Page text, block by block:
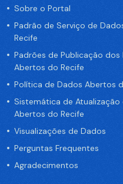
Sobre o Portal
Padrão de Serviço de
Recife
Padrões de Publicação
Abertos do Recife
Política de Dados Abertos
Sistemática de
Abertos do Recife
Visualizações de Dados
Perguntas Frequentes
Agradecimentos